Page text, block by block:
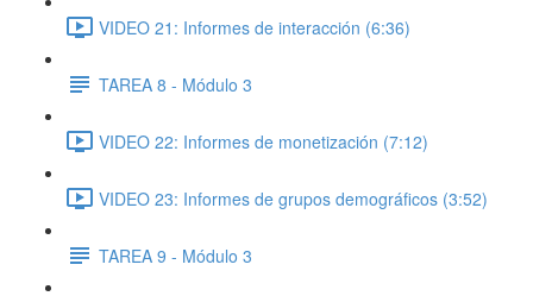
VIDEO 21: Informes de interacción (6:36)
TAREA 8 - Módulo 3
VIDEO 22: Informes de monetización (7:12)
VIDEO 23: Informes de grupos demográficos (3:52)
TAREA 9 - Módulo 3